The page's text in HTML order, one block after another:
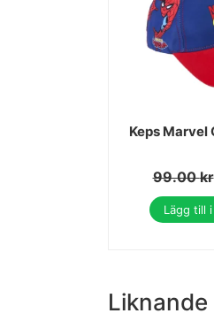
Keps Marvel
99.00kr
Lägg till